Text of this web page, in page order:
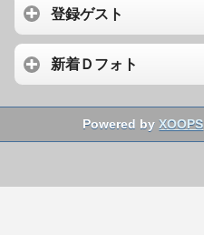
登録ゲスト
新着Ｄフォト
Powered byXOOPS